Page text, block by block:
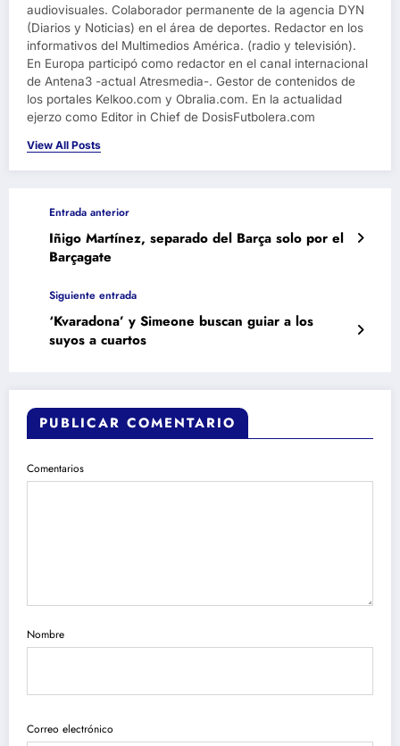
audiovisuales. Colaborador permanente de la agencia DYN
(Diarios y Noticias) en el área de deportes. Redactor en los
informativos del Multimedios América. (radio y televisión).
En Europa participó como redactor en el canal internacional
de Antena3 -actual Atresmedia-. Gestor de contenidos de
los portales Kelkoo.com y Obralia.com. En la actualidad
ejerzo como Editor in Chief de DosisFutbolera.com
View All Posts
Entrada anterior
Iñigo Martínez, separado del Barça solo por el
Barçagate
Siguiente entrada
‘Kvaradona’ y Simeone buscan guiar a los
suyos a cuartos
PUBLICAR COMENTARIO
Comentarios
Nombre
Correo electrónico